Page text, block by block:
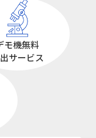
モ機無料
サービス